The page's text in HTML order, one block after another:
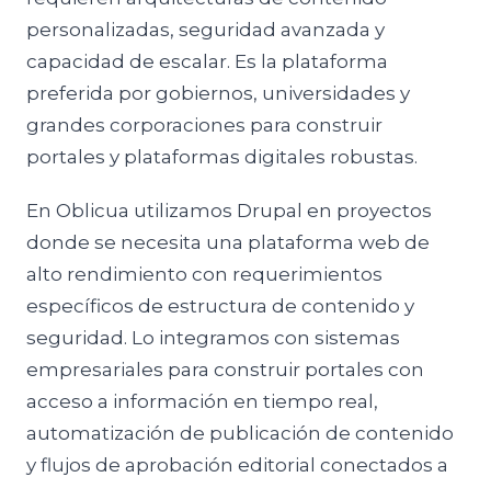
personalizadas, seguridad avanzada y
capacidad de escalar. Es la plataforma
preferida por gobiernos, universidades y
grandes corporaciones para construir
portales y plataformas digitales robustas.
En Oblicua utilizamos Drupal en proyectos
donde se necesita una plataforma web de
alto rendimiento con requerimientos
específicos de estructura de contenido y
seguridad. Lo integramos con sistemas
empresariales para construir portales con
acceso a información en tiempo real,
automatización de publicación de contenido
y flujos de aprobación editorial conectados a